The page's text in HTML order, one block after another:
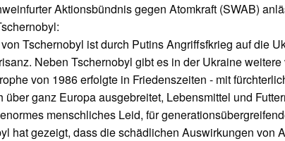
Aktionsbündnis gegen Atomkraft (SWAB)
Tschernobyl ist durch Putins Angriffsfkrieg auf die
Neben Tschernobyl gibt es in der Ukraine
von 1986 erfolgte in Friedenszeiten - mit
ganz Europa ausgebreitet, Lebensmittel und
menschliches Leid, für
hat gezeigt, dass die schädlichen Auswirkungen von